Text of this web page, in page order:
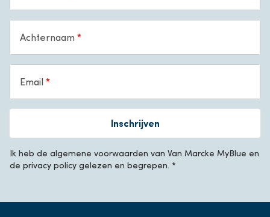
Achternaam
Email
Inschrijven
Ik heb de algemene voorwaarden van Van Marcke MyBlue en
de privacy policy gelezen en begrepen. *